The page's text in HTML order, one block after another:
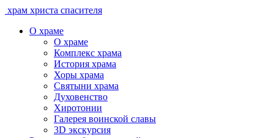
храм христа спасителя
О храме
О храме
Комплекс храма
История храма
Хоры храма
Святыни храма
Духовенство
Хиротонии
Галерея воинской славы
3D экскурсия